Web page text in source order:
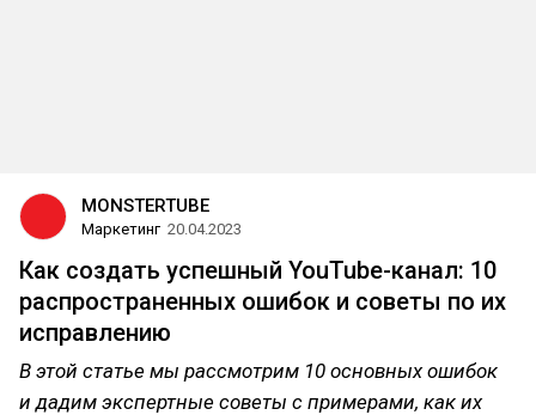
MONSTERTUBE
Маркетинг 20.04.2023
Как создать успешный YouTube-канал: 10
распространенных ошибок и советы по их
исправлению
В этой статье мы рассмотрим 10 основных ошибок
и дадим экспертные советы с примерами, как их